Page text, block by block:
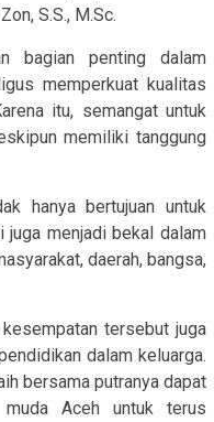
S.S., M.Sc.
bagian penting dalam
memperkuat kualitas
itu, semangat untuk
memiliki tanggung
hanya bertujuan untuk
menjadi bekal dalam
daerah, bangsa,
tersebut juga
dalam keluarga.
bersama putranya dapat
Aceh untuk terus